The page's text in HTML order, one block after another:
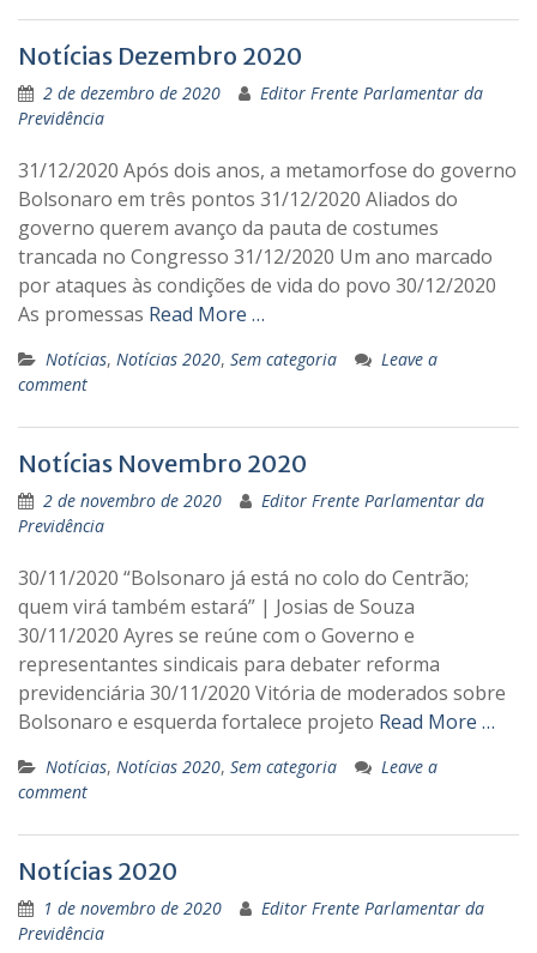
Notícias Dezembro 2020
2 de dezembro de 2020
Editor Frente Parlamentar da
Previdência
31/12/2020 Após dois anos, a metamorfose do governo
Bolsonaro em três pontos 31/12/2020 Aliados do
governo querem avanço da pauta de costumes
trancada no Congresso 31/12/2020 Um ano marcado
por ataques às condições de vida do povo 30/12/2020
As promessas Read More …
Notícias, Notícias 2020, Sem categoria
Leave a
comment
Notícias Novembro 2020
2 de novembro de 2020
Editor Frente Parlamentar da
Previdência
30/11/2020 “Bolsonaro já está no colo do Centrão;
quem virá também estará” | Josias de Souza
30/11/2020 Ayres se reúne com o Governo e
representantes sindicais para debater reforma
previdenciária 30/11/2020 Vitória de moderados sobre
Bolsonaro e esquerda fortalece projeto Read More …
Notícias, Notícias 2020, Sem categoria
Leave a
comment
Notícias 2020
1 de novembro de 2020
Editor Frente Parlamentar da
Previdência